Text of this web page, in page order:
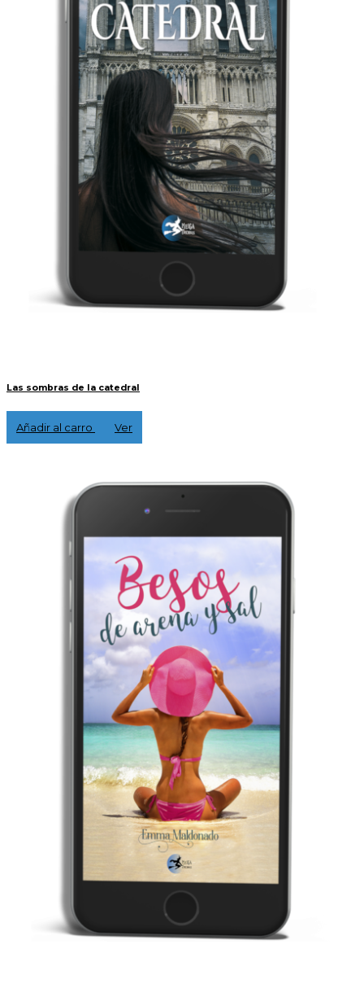
Las sombras de la catedral
3,00 €
Añadir al carro
Ver